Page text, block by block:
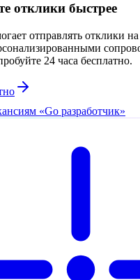
отклики быстрее
отправлять отклики
24 часа бесплатно.
«Go разработчик»